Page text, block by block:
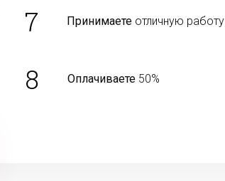
7 Принимаетеотличную работу
8 Оплачиваете50%